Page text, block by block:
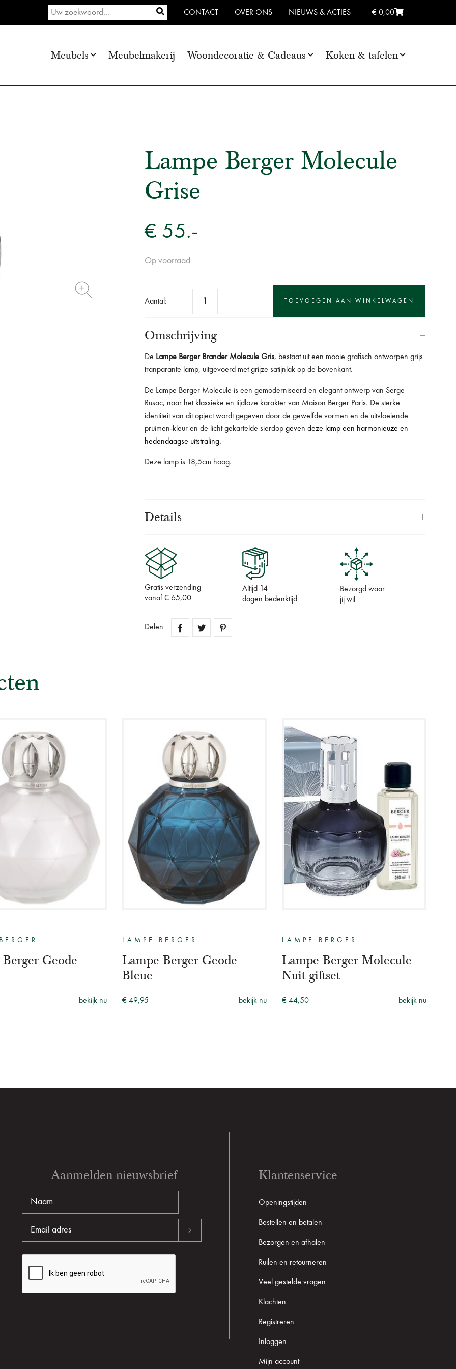
CONTACT OVER ONS NIEUWS & ACTIES € 0,00
Meubels Meubelmakerij Woondecoratie & Cadeaus Koken & tafelen
Lampe Berger Molecule
Grise
€ 55.-
Op voorraad
Aantal:
Omschrijving
De Lampe Berger Brander Molecule Gris, bestaat uit een mooie grafisch ontworpen grijs
tranparante lamp, uitgevoerd met grijze satijnlak op de bovenkant.
De Lampe Berger Molecule is een gemoderniseerd en elegant ontwerp van Serge
Rusac, naar het klassieke en tijdloze karakter van Maison Berger Paris. De sterke
identiteit van dit opject wordt gegeven door de gewelfde vormen en de uitvloeiende
pruimen-kleur en de licht gekartelde sierdop geven deze lamp een harmonieuze en
hedendaagse uitstraling.
Deze lamp is 18,5cm hoog.
Details
Gratis verzending
vanaf € 65,00
Altijd 14
dagen bedenktijd
Bezorgd waar
jij wil
Delen
Geode
bekijk nu
LAMPE BERGER
Lampe Berger Geode
Bleue
€ 49,95 bekijk nu
LAMPE BERGER
Lampe Berger Molecule
Nuit giftset
€ 44,50 bekijk nu
Aanmelden nieuwsbrief Klantenservice
Openingstijden
Bestellen en betalen
Bezorgen en afhalen
Ruilen en retourneren
Veel gestelde vragen
Klachten
Registreren
Inloggen
Mijn account